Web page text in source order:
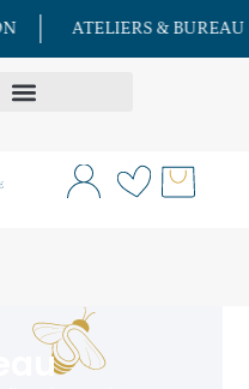
ATELIERS & BUREAU